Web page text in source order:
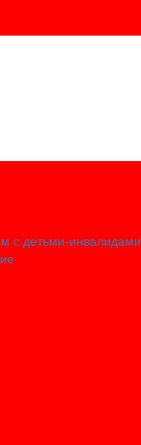
с детьми-инвалидами